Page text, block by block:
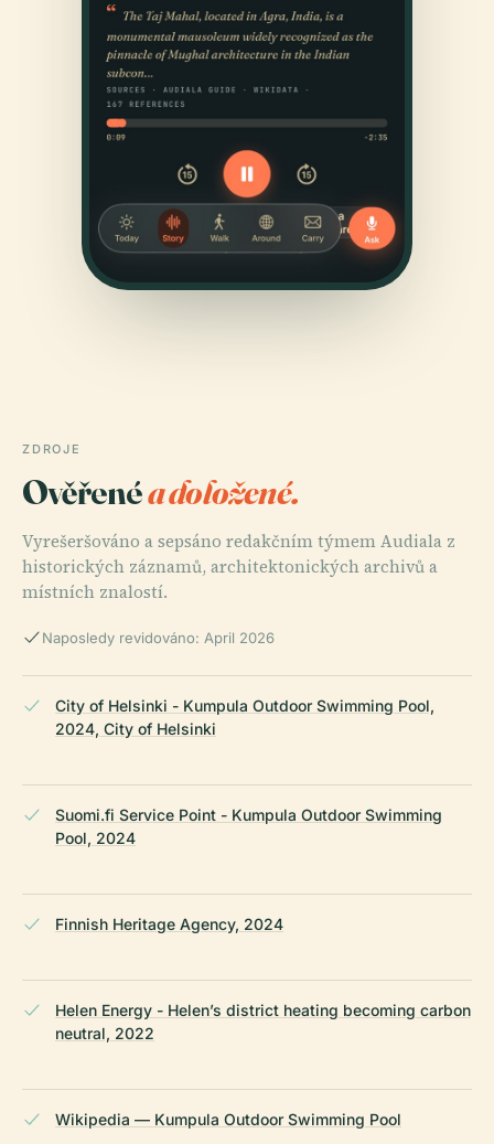
ZDROJE
Ověřenéa doložené.
Vyrešeršováno a sepsáno redakčním týmem Audiala z
historických záznamů, architektonických archivů a
místních znalostí.
Naposledy revidováno: April 2026
City of Helsinki - Kumpula Outdoor Swimming Pool,
2024, City of Helsinki
Suomi.fi Service Point - Kumpula Outdoor Swimming
Pool, 2024
Finnish Heritage Agency, 2024
Helen Energy - Helen’s district heating becoming carbon
neutral, 2022
Wikipedia — Kumpula Outdoor Swimming Pool